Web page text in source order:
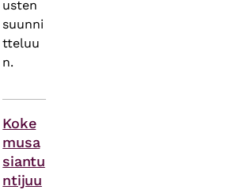
usten
suunni
tteluu
n.
Koke
musa
siantu
ntijuu